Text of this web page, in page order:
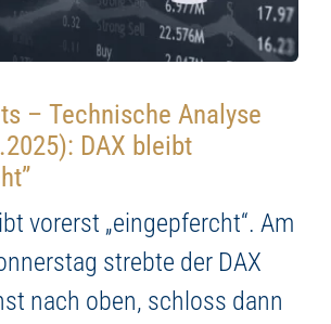
– Technische Analyse
DAX bleibt
vorerst „eingepfercht“. Am
strebte der DAX
nach oben, schloss dann